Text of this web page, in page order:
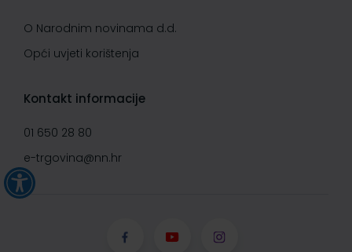
O Narodnim novinama d.d.
Opći uvjeti korištenja
Kontakt informacije
01 650 28 80
e-trgovina@nn.hr